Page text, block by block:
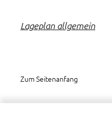
Lageplan allgemein
Zum Seitenanfang